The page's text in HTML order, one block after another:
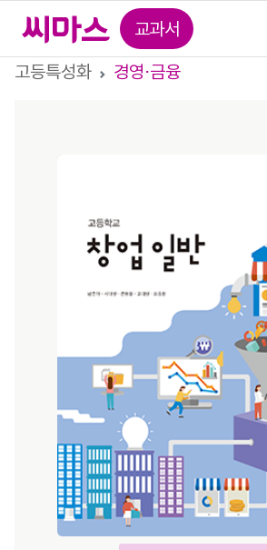
교과서
고등특성화
경영⋅금융